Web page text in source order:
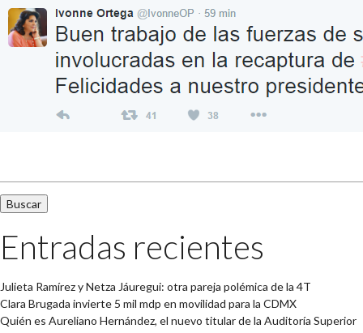
→
Entradas recientes
Julieta Ramírez y Netza Jáuregui: otra pareja polémica de la 4T
Clara Brugada invierte 5 mil mdp en movilidad para la CDMX
Quién es Aureliano Hernández, el nuevo titular de la Auditoría Superior